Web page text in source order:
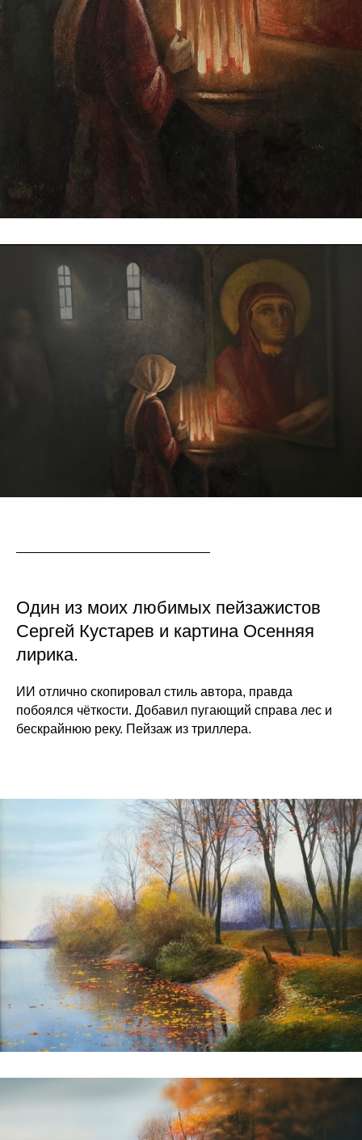
Один из моих любимых пейзажистов
Сергей Кустарев и картина Осенняя
лирика.
ИИ отлично скопировал стиль автора, правда
побоялся чёткости. Добавил пугающий справа лес и
бескрайнюю реку. Пейзаж из триллера.